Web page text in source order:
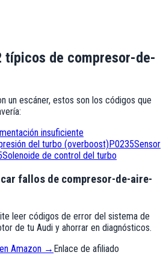
típicos de compresor-de-
un escáner, estos son los códigos que
insuficiente
del turbo (overboost) P0235Sensor
Solenoide de control del turbo
fallos de compresor-de-aire-
leer códigos de error del sistema de
de tu Audi y ahorrar en diagnósticos.
Amazon → Enlace de afiliado